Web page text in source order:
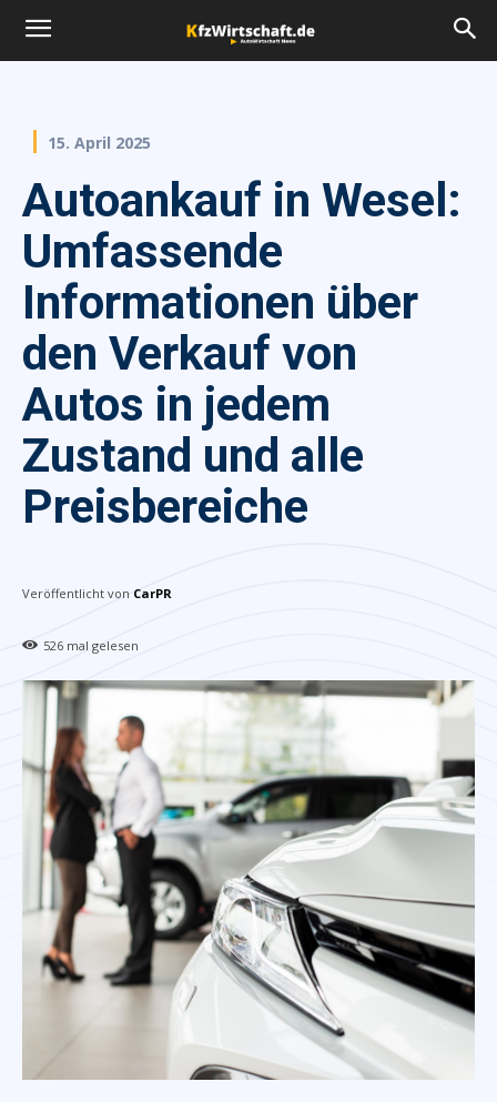
15. April 2025
Autoankauf in Wesel:
Umfassende
Informationen über
den Verkauf von
Autos in jedem
Zustand und alle
Preisbereiche
Veröffentlicht von CarPR
526 mal gelesen